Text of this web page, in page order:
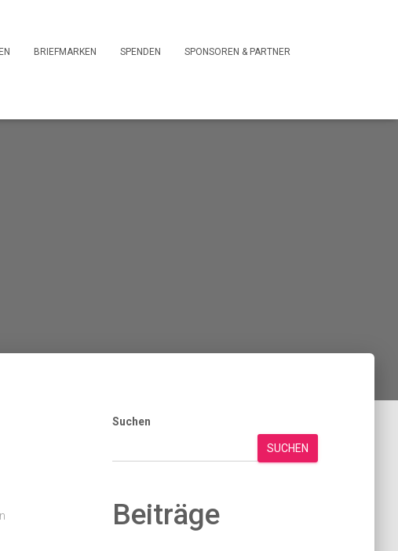
BRIEFMARKEN SPENDEN SPONSOREN & PARTNER
Suchen
SUCHEN
Beiträge